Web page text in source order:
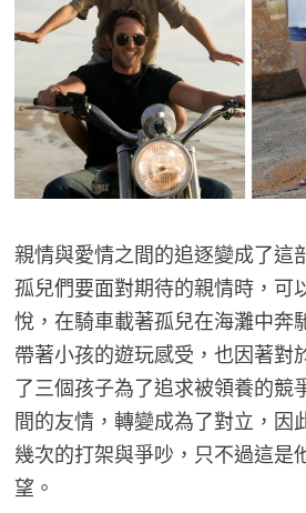
親情與愛情之間的追逐變成了這
孤兒們要面對期待的親情時，可
悅，在騎車載著孤兒在海灘中奔
帶著小孩的遊玩感受，也因著對
了三個孩子為了追求被領養的競
間的友情，轉變成為了對立，因
幾次的打架與爭吵，只不過這是
望。